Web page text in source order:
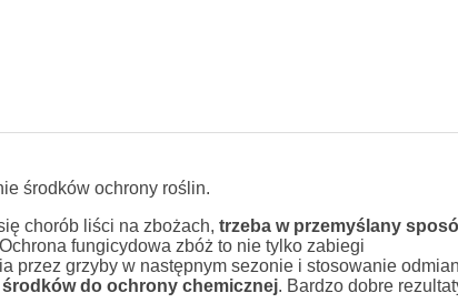
środków ochrony roślin.
chorób liści na zbożach, trzeba w przemyślany
fungicydowa zbóż to nie tylko zabiegi
przez grzyby w następnym sezonie i stosowanie odmian
do ochrony chemicznej. Bardzo dobre